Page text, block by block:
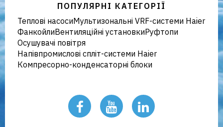
ПОПУЛЯРНІ КАТЕГОРІЇ
Теплові насосиМультизональні VRF-системи Haier
ФанкойлиВентиляційні установкиРуфтопи
Осушувачі повітря
Напівпромислові спліт-системи Haier
Компресорно-конденсаторні блоки